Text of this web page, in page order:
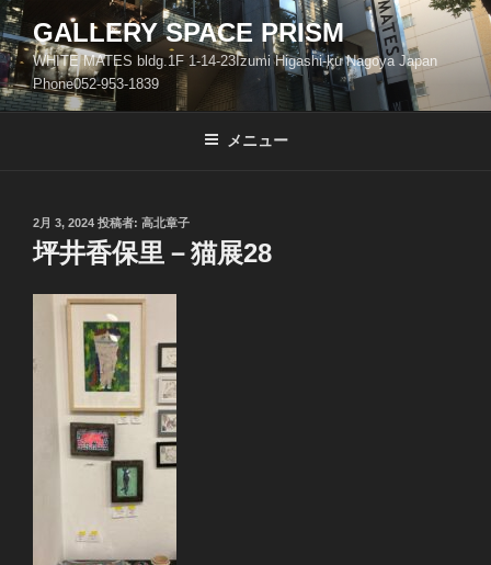
コ
ン
テ
ン
ツ
GALLERY SPACE PRISM
WHITE MATES bldg.1F 1-14-23Izumi Higashi-ku Nagoya Japan
Phone052-953-1839
メニュー
投
稿
日:
2月 3, 2024 投稿者: 高北章子
坪井香保里－猫展28